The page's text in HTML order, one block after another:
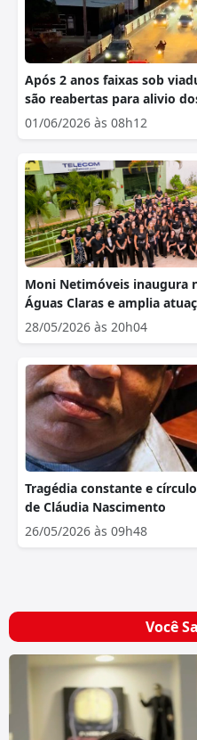
Após 2 anos faixas sob
são reabertas para alivio
01/06/2026 às 08h12
Moni Netimóveis inaugura
Águas Claras e amplia
28/05/2026 às 20h04
Tragédia constante e
de Cláudia Nascimento
26/05/2026 às 09h48
Você